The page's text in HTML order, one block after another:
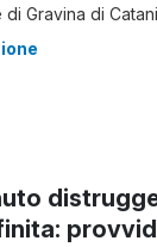
di Gravina di
rispettivamente